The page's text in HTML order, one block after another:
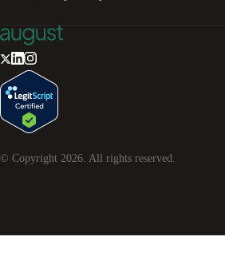
© Copyright 2026 . All rights reserved.